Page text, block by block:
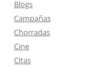
Blogs
Campañas
Chorradas
Cine
Citas